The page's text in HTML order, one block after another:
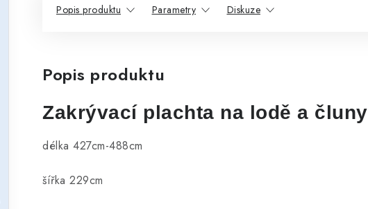
Popis produktu Parametry Diskuze
Popis produktu
Zakrývací plachta na lodě a čluny
délka 427cm-488cm
šířka 229cm